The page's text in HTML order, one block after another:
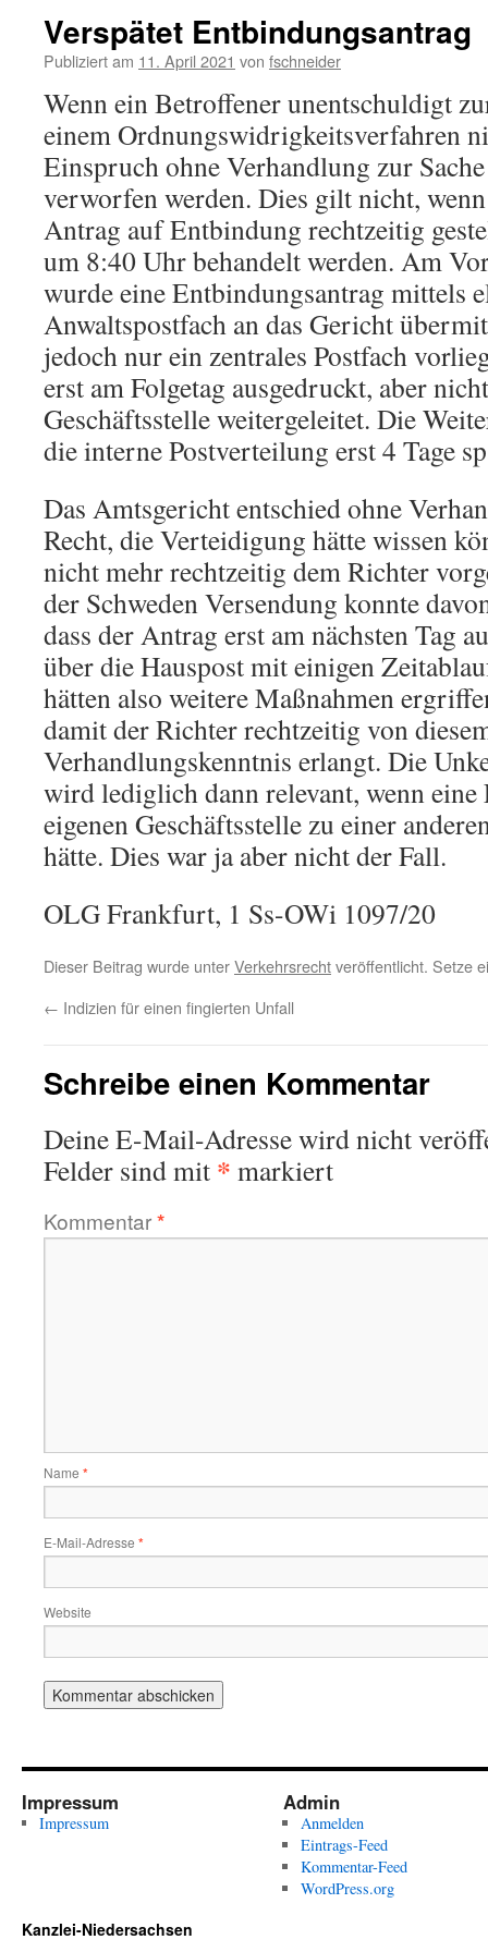
Verspätet Entbindungsantrag
Publiziert am 11. April 2021 von fschneider
Wenn ein Betroffener unentschuldigt
einem Ordnungswidrigkeitsverfahren
Einspruch ohne Verhandlung zur
verworfen werden. Dies gilt nicht,
Antrag auf Entbindung rechtzeitig
um 8:40 Uhr behandelt werden. Am
wurde eine Entbindungsantrag mittels
Anwaltspostfach an das Gericht
jedoch nur ein zentrales Postfach
erst am Folgetag ausgedruckt, aber
Geschäftsstelle weitergeleitet. Die
die interne Postverteilung erst 4 Tage
Das Amtsgericht entschied ohne
Recht, die Verteidigung hätte wissen
nicht mehr rechtzeitig dem Richter
der Schweden Versendung konnte
dass der Antrag erst am nächsten Tag
über die Hauspost mit einigen
hätten also weitere Maßnahmen
damit der Richter rechtzeitig von
Verhandlungskenntnis erlangt. Die
wird lediglich dann relevant, wenn
eigenen Geschäftsstelle zu einer
hätte. Dies war ja aber nicht der Fall.
OLG Frankfurt, 1 Ss-OWi 1097/20
Dieser Beitrag wurde unterVerkehrsrechtveröffentlicht. Setze
← Indizien für einen fingierten Unfall
Schreibe einen Kommentar
Deine E-Mail-Adresse wird nicht
Felder sind mit * markiert
Kommentar*
Name *
E-Mail-Adresse *
Website
Impressum
Impressum
Admin
Anmelden
Eintrags-Feed
Kommentar-Feed
WordPress.org
Kanzlei-Niedersachsen